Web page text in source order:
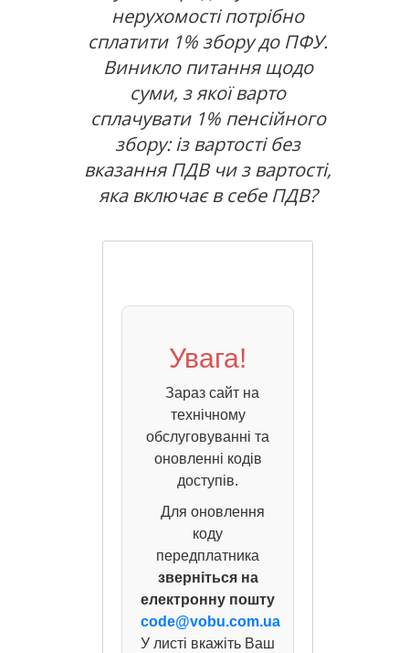
нерухомості потрібно
сплатити 1% збору до ПФУ.
Виникло питання щодо
суми, з якої варто
сплачувати 1% пенсійного
збору: із вартості без
вказання ПДВ чи з вартості,
яка включає в себе ПДВ?
Увага!
Зараз сайт на
технічному
обслуговуванні та
оновленні кодів
доступів.
Для оновлення
коду
передплатника
зверніться на
електронну пошту
code@vobu.com.ua
У листі вкажіть Ваш